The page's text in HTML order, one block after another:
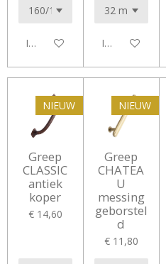
In winkelwagen In winkelwagen
NIEUW
Greep
CLASSIC
antiek
koper
€ 14,60
NIEUW
Greep
CHATEA
U
messing
geborstel
d
€ 11,80